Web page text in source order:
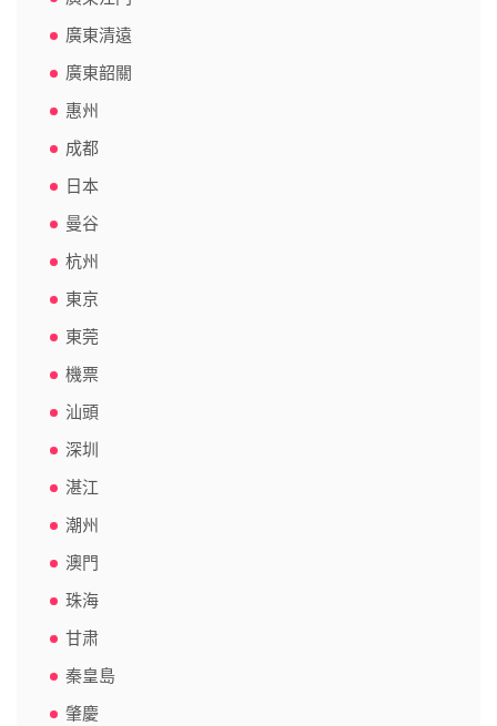
廣東清遠
廣東韶關
惠州
成都
日本
曼谷
杭州
東京
東莞
機票
汕頭
深圳
湛江
潮州
澳門
珠海
甘肃
秦皇島
肇慶